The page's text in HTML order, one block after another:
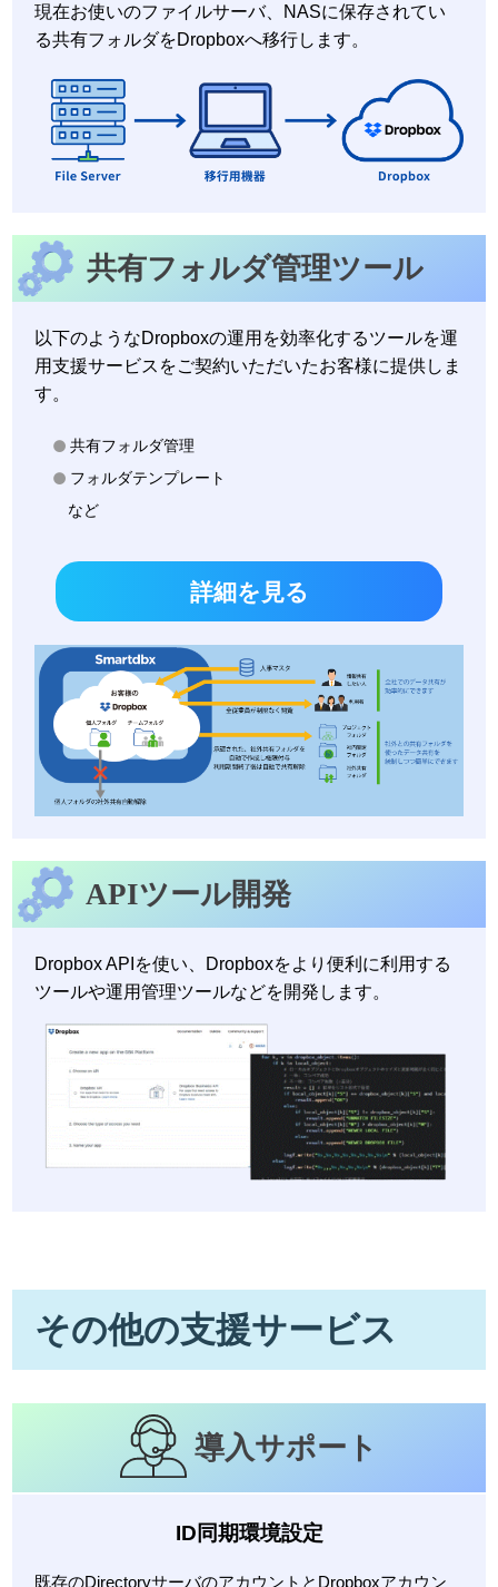
現在お使いのファイルサーバ、NASに保存されてい
る共有フォルダをDropboxへ移行します。
共有フォルダ管理ツール
以下のようなDropboxの運用を効率化するツールを運
用支援サービスをご契約いただいたお客様に提供しま
す。
共有フォルダ管理
フォルダテンプレート
など
詳細を見る
APIツール開発
Dropbox APIを使い、Dropboxをより便利に利用する
ツールや運用管理ツールなどを開発します。
その他の支援サービス
導入サポート
ID同期環境設定
既存のDirectoryサーバのアカウントとDropboxアカウン